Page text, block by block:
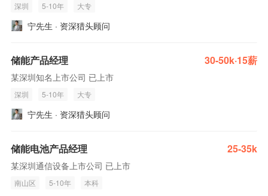
深圳 5-10年 大专
宁先生 · 资深猎头顾问
储能产品经理 30-50k·15薪
某深圳知名上市公司 已上市
深圳 5-10年 大专
宁先生 · 资深猎头顾问
储能电池产品经理 25-35k
某深圳通信设备上市公司 已上市
南山区 5-10年 本科